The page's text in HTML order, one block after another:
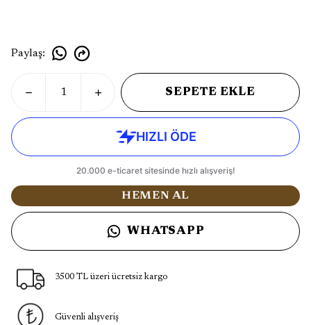
Paylaş:
SEPETE EKLE
HEMEN AL
WHATSAPP
3500 TL üzeri ücretsiz kargo
Güvenli alışveriş